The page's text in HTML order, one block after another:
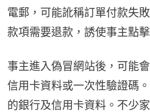
電郵，可能訛稱訂單付款失
款項需要退款，誘使事主點
事主進入偽冒網站後，可能
信用卡資料或一次性驗證碼
的銀行及信用卡資料。不少